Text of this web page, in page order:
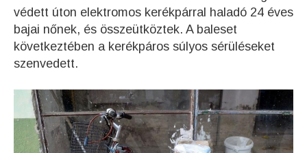
védett úton elektromos kerékpárral haladó 24 éves
bajai nőnek, és összeütköztek. A baleset
következtében a kerékpáros súlyos sérüléseket
szenvedett.